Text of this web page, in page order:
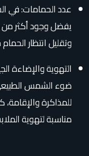
عدد الحمامات: في
يفضل وجود أكثر من
وتقليل انتظار
التهوية والإضاءة
ضوء الشمس
للمذاكرة
مناسبة لتهوية